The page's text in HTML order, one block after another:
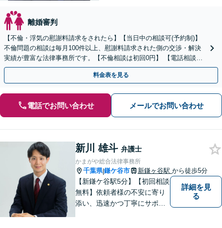
離婚審判
【不倫・浮気の慰謝料請求をされたら】【当日中の相談可(予約制)】
不倫問題の相談は毎月100件以上、慰謝料請求された側の交渉・解決
実績が豊富な法律事務所です。【不倫相談は初回0円】 【電話相談で
ご契約まで対応可/来所不要】
料金表を見る
電話でお問い合わせ メールでお問い合わせ
新川 雄斗 弁護士
かまがや総合法律事務所
千葉県|鎌ケ谷市 新鎌ヶ谷駅 から徒歩5分
【新鎌ケ谷駅5分】【初回相談
無料】依頼者様の不安に寄り
添い、迅速かつ丁寧にサポー
詳細を見
る